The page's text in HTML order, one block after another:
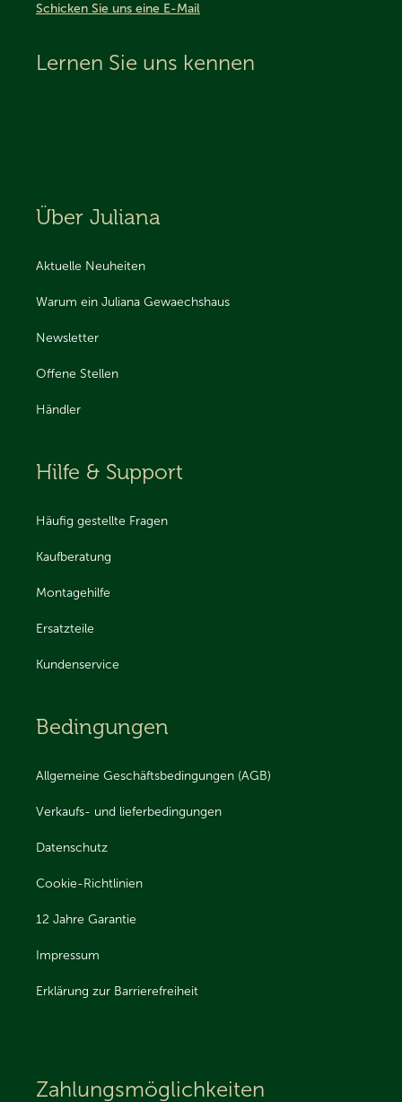
Schicken Sie uns eine E-Mail
Lernen Sie uns kennen
Über Juliana
Aktuelle Neuheiten
Warum ein Juliana Gewaechshaus
Newsletter
Offene Stellen
Händler
Hilfe & Support
Häufig gestellte Fragen
Kaufberatung
Montagehilfe
Ersatzteile
Kundenservice
Bedingungen
Allgemeine Geschäftsbedingungen (AGB)
Verkaufs- und lieferbedingungen
Datenschutz
Cookie-Richtlinien
12 Jahre Garantie
Impressum
Erklärung zur Barrierefreiheit
Zahlungsmöglichkeiten